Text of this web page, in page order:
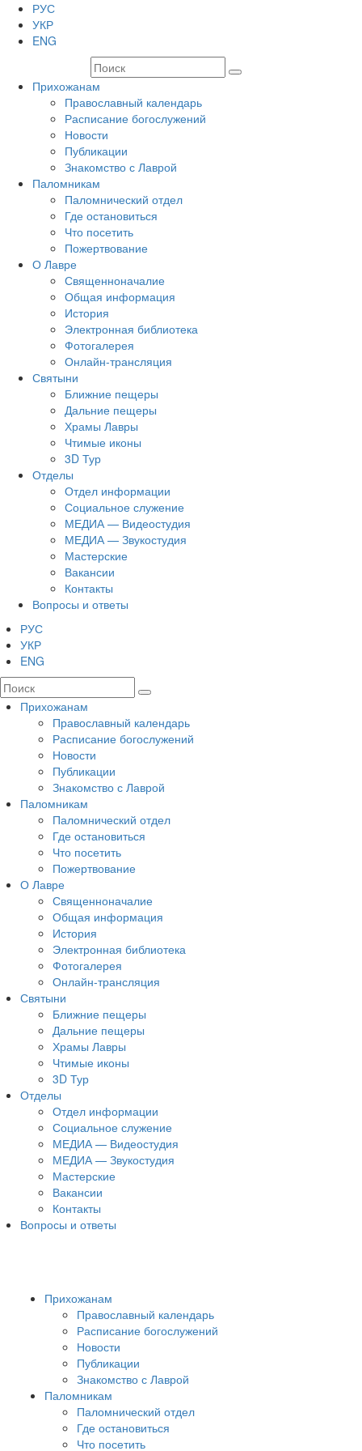
РУС
УКР
ENG
Прихожанам
Православный календарь
Расписание богослужений
Новости
Публикации
Знакомство с Лаврой
Паломникам
Паломнический отдел
Где остановиться
Что посетить
Пожертвование
О Лавре
Священноначалие
Общая информация
История
Электронная библиотека
Фотогалерея
Онлайн-трансляция
Святыни
Ближние пещеры
Дальние пещеры
Храмы Лавры
Чтимые иконы
3D Тур
Отделы
Отдел информации
Социальное служение
МЕДИА — Видеостудия
МЕДИА — Звукостудия
Мастерские
Вакансии
Контакты
Вопросы и ответы
РУС
УКР
ENG
Прихожанам
Православный календарь
Расписание богослужений
Новости
Публикации
Знакомство с Лаврой
Паломникам
Паломнический отдел
Где остановиться
Что посетить
Пожертвование
О Лавре
Священноначалие
Общая информация
История
Электронная библиотека
Фотогалерея
Онлайн-трансляция
Святыни
Ближние пещеры
Дальние пещеры
Храмы Лавры
Чтимые иконы
3D Тур
Отделы
Отдел информации
Социальное служение
МЕДИА — Видеостудия
МЕДИА — Звукостудия
Мастерские
Вакансии
Контакты
Вопросы и ответы
Прихожанам
Православный календарь
Расписание богослужений
Новости
Публикации
Знакомство с Лаврой
Паломникам
Паломнический отдел
Где остановиться
Что посетить